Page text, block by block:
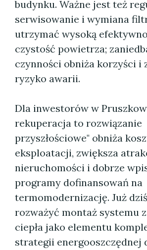
budynku. Ważne jest też
serwisowanie i wymiana
utrzymać wysoką
czystość powietrza;
czynności obniża korzyści i
ryzyko awarii.
Dla inwestorów w
rekuperacja to rozwiązanie
przyszłościowe" obniża
eksploatacji, zwiększa
nieruchomości i dobrze
programy dofinansowań na
termomodernizację. Już
rozważyć montaż systemu
ciepła jako elementu
strategii energooszczędnej